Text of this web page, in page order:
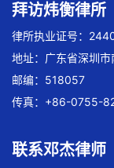
拜访炜衡律所
律所执业证号：
地址：广东省深圳
邮编：518057
传真：+86-0755-
联系邓杰律师